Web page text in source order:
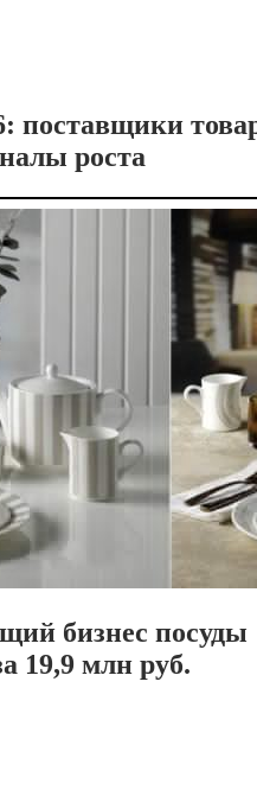
поставщики
роста
бизнес посуды
19,9 млн руб.